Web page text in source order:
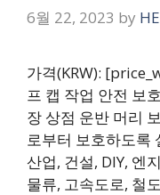
6월 22, 2023 by
가격(KRW):
프 캡 작업 안전 보
장 상점 운반 머리
로부터 보호하도록
산업, 건설, DIY, 엔
물류, 고속도로, 철